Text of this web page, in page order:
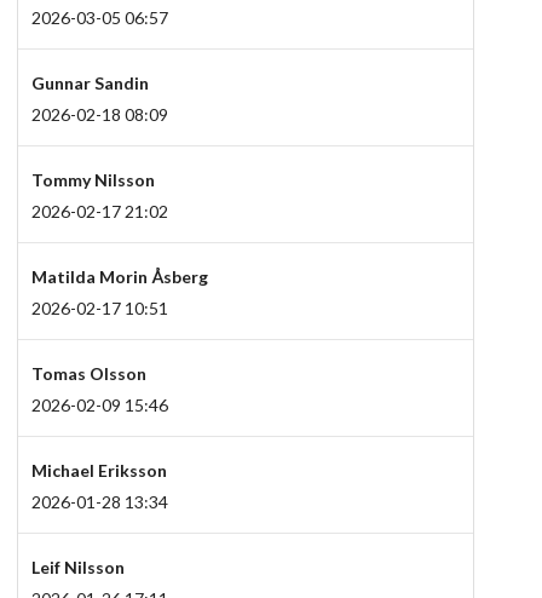
2026-03-05 06:57
Gunnar Sandin
2026-02-18 08:09
Tommy Nilsson
2026-02-17 21:02
Matilda Morin Åsberg
2026-02-17 10:51
Tomas Olsson
2026-02-09 15:46
Michael Eriksson
2026-01-28 13:34
Leif Nilsson